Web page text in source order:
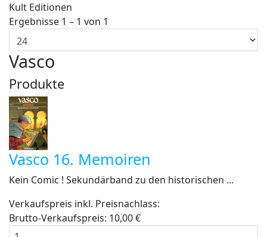
Kult Editionen
Ergebnisse 1 – 1 von 1
Vasco
Produkte
Vasco 16. Memoiren
Kein Comic ! Sekundärband zu den historischen ...
Verkaufspreis inkl. Preisnachlass:
Brutto-Verkaufspreis: 10,00 €